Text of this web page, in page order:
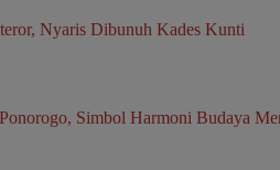
Nyaris Dibunuh Kades Kunti
Simbol Harmoni Budaya